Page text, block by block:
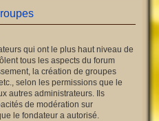
qui ont le plus haut niveau de
tous les aspects du forum
la création de groupes
selon les permissions que le
autres administrateurs. Ils
de modération sur
le fondateur a autorisé.